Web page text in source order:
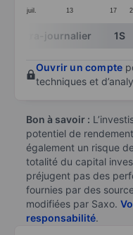
juil. 13 17
End of interactive
Intra-journalier 1S
Ouvrir un compte
techniques et
Bon à savoir :
potentiel de
également un risque
totalité du capital
préjugent pas des
fournies par des
modifiées par Saxo.
responsabilité.